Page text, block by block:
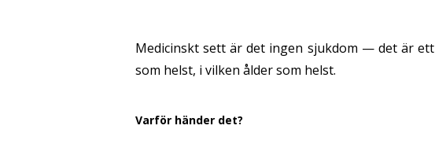
Medicinskt sett är det ingen sjukdom — det är ett
som helst, i vilken ålder som helst.
Varför händer det?